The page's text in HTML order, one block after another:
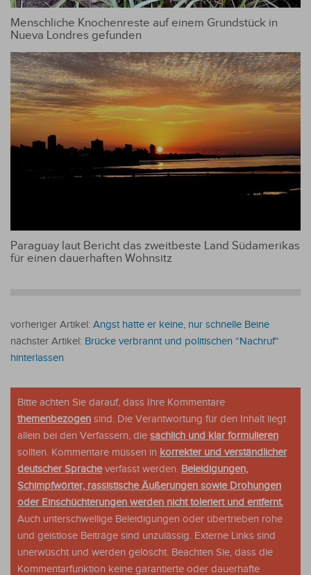
Menschliche Knochenreste auf einem Grundstück in
Nueva Londres gefunden
Paraguay laut Bericht das zweitbeste Land Südamerikas
für einen dauerhaften Wohnsitz
vorheriger Artikel: Angst hatte er keine, nur schnelle Beine
nächster Artikel: Brücke verbrannt und politischen “Nachruf“
hinterlassen
Bitte achten Sie darauf, dass Ihre Kommentare
themenbezogen sind. Die Verantwortung für den Inhalt liegt
allein bei den Verfassern, die sachlich und klar formulieren
sollten. Kommentare müssen in korrekter und verständlicher
deutscher Spracheverfasst werden. Beleidigungen,
Schimpfwörter, rassistische Äußerungen sowie Drohungen
oder Einschüchterungen werden nicht toleriert und entfernt.
Auch unterschwellige Beleidigungen oder übertrieben rohe
und geistlose Beiträge sind unzulässig. Externe Links sind
unerwüscht und werden gelöscht. Beachten Sie, dass die
Kommentarfunktion keine garantierte oder dauerhafte